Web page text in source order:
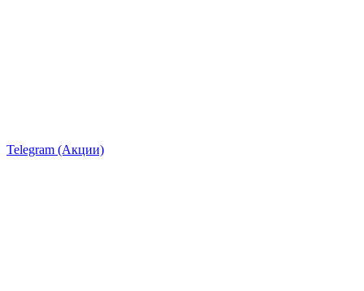
Telegram (Акции)